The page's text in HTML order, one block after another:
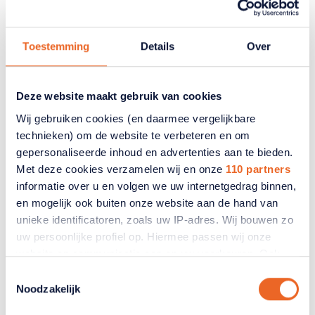
Toestemming Details Over
Deze website maakt gebruik van cookies
Wij gebruiken cookies (en daarmee vergelijkbare
technieken) om de website te verbeteren en om
gepersonaliseerde inhoud en advertenties aan te bieden.
Met deze cookies verzamelen wij en onze 110 partners
informatie over u en volgen we uw internetgedrag binnen,
en mogelijk ook buiten onze website aan de hand van
unieke identificatoren, zoals uw IP-adres. Wij bouwen zo
uw persoonlijke profiel op. Hiermee passen wij onze
website en communicatie aan op uw voorkeuren. Ook
van uw recente internetgedrag. Ook delen we mogelijk
Noodzakelijk
Er zijn naar schatting 911 mensen extra overleden
door de extreme hitte van eind juni en begin juli.
wel een groep die extra gevaar loopt. RTL Nieuws
toelichting.
15 juli 2026